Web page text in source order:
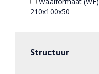
210x100x50
Structuur